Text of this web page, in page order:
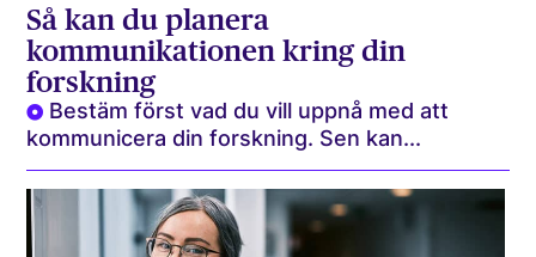
Så kan du planera
kommunikationen kring din
forskning
Bestäm först vad du vill uppnå med att
kommunicera din forskning. Sen kan...